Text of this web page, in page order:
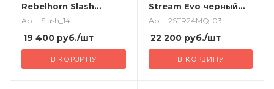
Rebelhorn Slash
черный белый
Арт.: Slash_14
19 400 руб./шт
В КОРЗИНУ
Stream Evo черный
серый
Арт.: 2STR24MQ-03
22 200руб./шт
В КОРЗИНУ